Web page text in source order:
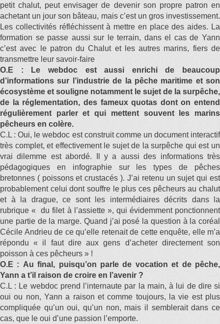
petit chalut, peut envisager de devenir son propre patron en
achetant un jour son bâteau, mais c’est un gros investissement.
Les collectivités réfléchissent à mettre en place des aides. La
formation se passe aussi sur le terrain, dans el cas de Yann
c’est avec le patron du Chalut et les autres marins, fiers de
transmettre leur savoir-faire
O.E : Le webdoc est aussi enrichi de beaucoup
d’informations sur l’industrie de la pêche maritime et son
écosystème et souligne notamment le sujet de la surpêche,
de la réglementation, des fameux quotas dont on entend
régulièrement parler et qui mettent souvent les marins
pêcheurs en colère.
C.L : Oui, le webdoc est construit comme un document interactif
très complet, et effectivement le sujet de la surpêche qui est un
vrai dilemme est abordé. Il y a aussi des informations très
pédagogiques en infographie sur les types de pêches
bretonnes ( poissons et crustacés ). J’ai retenu un sujet qui est
probablement celui dont souffre le plus ces pêcheurs au chalut
et à la drague, ce sont les intermédiaires décrits dans la
rubrique « du filet à l’assiette », qui évidemment ponctionnent
une partie de la marge. Quand j’ai posé la question à la coréal
Cécile Andrieu de ce qu’elle retenait de cette enquête, elle m’a
répondu « il faut dire aux gens d’acheter directement son
poisson à ces pêcheurs » !
O.E : Au final, puisqu’on parle de vocation et de pêche,
Yann a t’il raison de croire en l’avenir ?
C.L : Le webdoc prend l’internaute par la main, à lui de dire si
oui ou non, Yann a raison et comme toujours, la vie est plus
compliquée qu’un oui, qu’un non, mais il semblerait dans ce
cas, que le oui d’une passion l’emporte.